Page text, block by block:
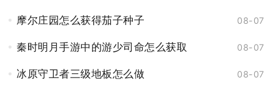
摩尔庄园怎么获得茄子种子 08-07
秦时明月手游中的游少司命怎么获取 08-07
冰原守卫者三级地板怎么做 08-07